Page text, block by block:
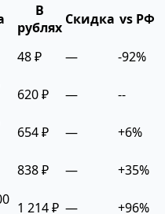
В
рублях Скидка vs РФ
48 ₽ — -92%
620 ₽ — --
654 ₽ — +6%
838 ₽ — +35%
1 214 ₽ — +96%